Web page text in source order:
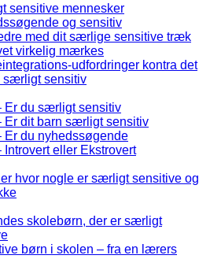
sensitive mennesker
og sensitiv
med dit særlige sensitive træk
virkelig mærkes
udfordringer kontra det
sensitiv
Er du særligt sensitiv
Er dit barn særligt sensitiv
Er du nyhedssøgende
Introvert eller Ekstrovert
hvor nogle er særligt sensitive og
skolebørn, der er særligt
børn i skolen – fra en lærers